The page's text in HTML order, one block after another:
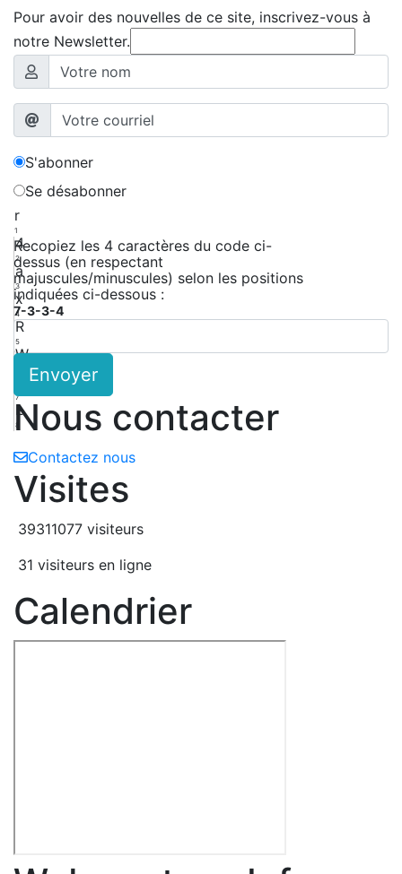
Pour avoir des nouvelles de ce site, inscrivez-vous à
notre Newsletter.
S'abonner
Se désabonner
r
1
4
2
a
3
x
4
R
5
W
7
L
8
Recopiez les 4 caractères du code ci-
dessus (en respectant
majuscules/minuscules) selon les positions
indiquées ci-dessous :
7-3-3-4
Envoyer
Nous contacter
Contactez nous
Visites
39311077 visiteurs
31 visiteurs en ligne
Calendrier